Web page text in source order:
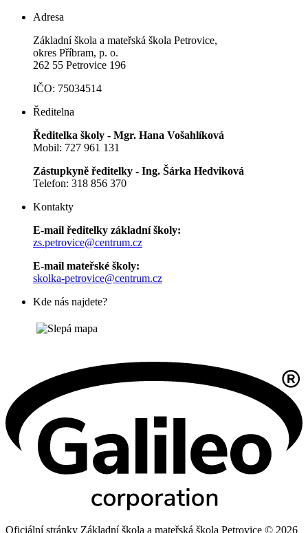
Adresa
Základní škola a mateřská škola Petrovice,
okres Příbram, p. o.
262 55 Petrovice 196
IČO: 75034514
Ředitelna
Ředitelka školy - Mgr. Hana Vošahlíková
Mobil: 727 961 131
Zástupkyně ředitelky - Ing. Šárka Hedviková
Telefon: 318 856 370
Kontakty
E-mail ředitelky základní školy:
zs.petrovice@centrum.cz
E-mail mateřské školy:
skolka-petrovice@centrum.cz
Kde nás najdete?
Oficiální stránky Základní škola a mateřská škola Petrovice © 2026